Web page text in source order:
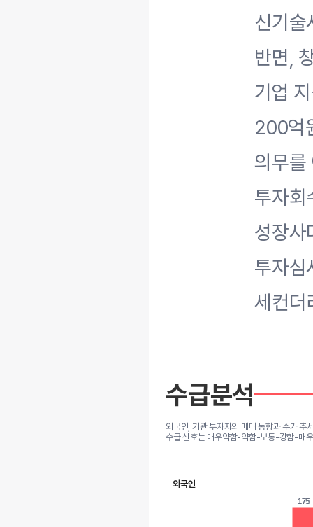
신기술
반면,
기업
200억
의무를
투자회
성장사
투자심
세컨더
수급분석
외국인, 기관 투자자의 매매 동향과 주가 추
수급 신호는 매우약함-약함-보통-강함-매
외국인
175
175